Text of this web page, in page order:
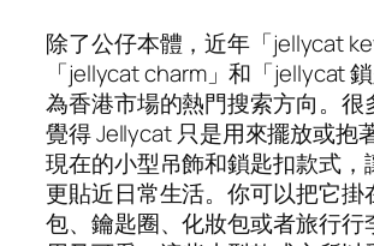
除了公仔本體，近年「jellycat
「jellycat charm」和「jellycat
為香港市場的熱門搜索方向。很
覺得 Jellycat 只是用來擺放或抱
現在的小型吊飾和鎖匙扣款式，
更貼近日常生活。你可以把它掛
包、鑰匙圈、化妝包或者旅行行